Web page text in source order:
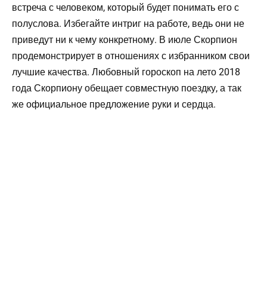
встреча с человеком, который будет понимать его с
полуслова. Избегайте интриг на работе, ведь они не
приведут ни к чему конкретному. В июле Скорпион
продемонстрирует в отношениях с избранником свои
лучшие качества. Любовный гороскоп на лето 2018
года Скорпиону обещает совместную поездку, а так
же официальное предложение руки и сердца.